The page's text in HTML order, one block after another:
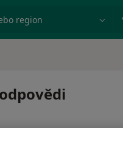
region